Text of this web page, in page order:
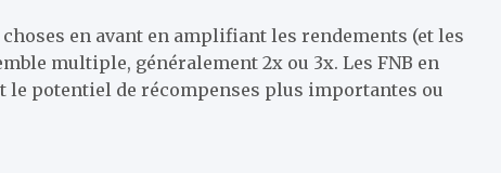
en avant en amplifiant les rendements (et les
multiple, généralement 2x ou 3x. Les FNB en
le potentiel de récompenses plus importantes ou